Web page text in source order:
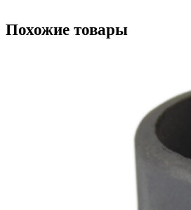
Похожие товары